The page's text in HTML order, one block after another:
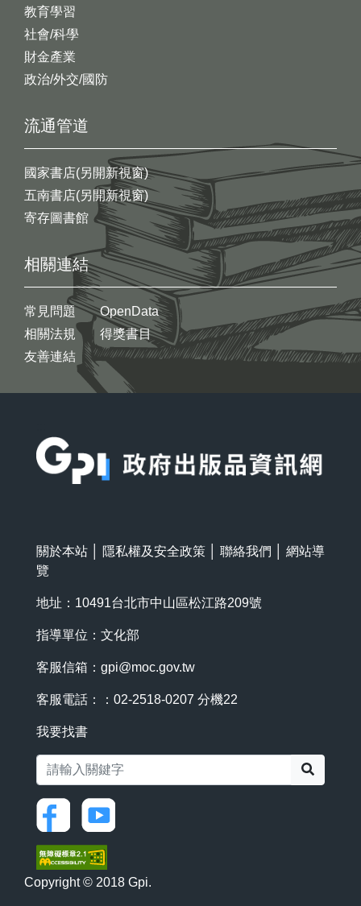
教育學習
社會/科學
財金產業
政治/外交/國防
流通管道
國家書店(另開新視窗)
五南書店(另開新視窗)
寄存圖書館
相關連結
常見問題
相關法規
友善連結
OpenData
得獎書目
關於本站 隱私權及安全政策 聯絡我們
網站導
覽
地址：10491台北市中山區松江路209號
指導單位：文化部
客服信箱： gpi@moc.gov.tw
客服電話：：02-2518-0207 分機22
我要找書
Copyright © 2018 Gpi.